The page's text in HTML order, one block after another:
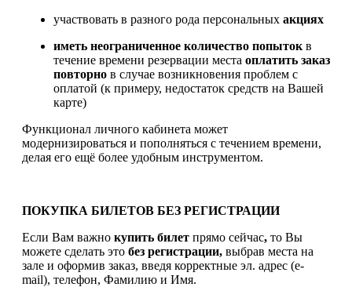
участвовать в разного рода персональных акциях
иметь неограниченное количество попыток в
течение времени резервации места оплатить заказ
повторно в случае возникновения проблем с
оплатой (к примеру, недостаток средств на Вашей
карте)
Функционал личного кабинета может
модернизироваться и пополняться с течением времени,
делая его ещё более удобным инструментом.
ПОКУПКА БИЛЕТОВ БЕЗ РЕГИСТРАЦИИ
Если Вам важно купить билет прямо сейчас, то Вы
можете сделать это без регистрации, выбрав места на
зале и оформив заказ, введя корректные эл. адрес (e-
mail), телефон, Фамилию и Имя.